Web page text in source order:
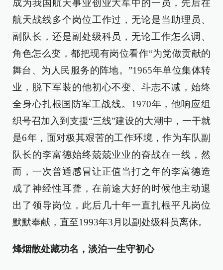
成为我国航天事业创业大军中的一员，先后在
航天战线多个岗位工作过，无论是当助理员、
副队长，还是副处级科员，无论工作怎么调、
角色怎么变，都把现有岗位看作“为党做贡献的
舞台、为人民服务的阵地。”1965年单位集体转
业，脱下军装的他初心不变、斗志不减，始终
全身心扎根国防军工战线。1970年，他响应组
织号召加入到支援“三线”建设的大潮中，一干就
是6年，面对极其艰苦的工作环境，作为车队副
队长的李富德始终兢兢业业的奋战在一线，然
而，一次普通感冒让正值当打之年的李富德造
成了神经性耳聋，在前途大好的时候他主动退
出了领导岗位，此后几十年一直扎根平凡岗位
默默奉献，直至1993年3月以副处级科员离休。
烽烟散处藏功名，淡泊一生守初心